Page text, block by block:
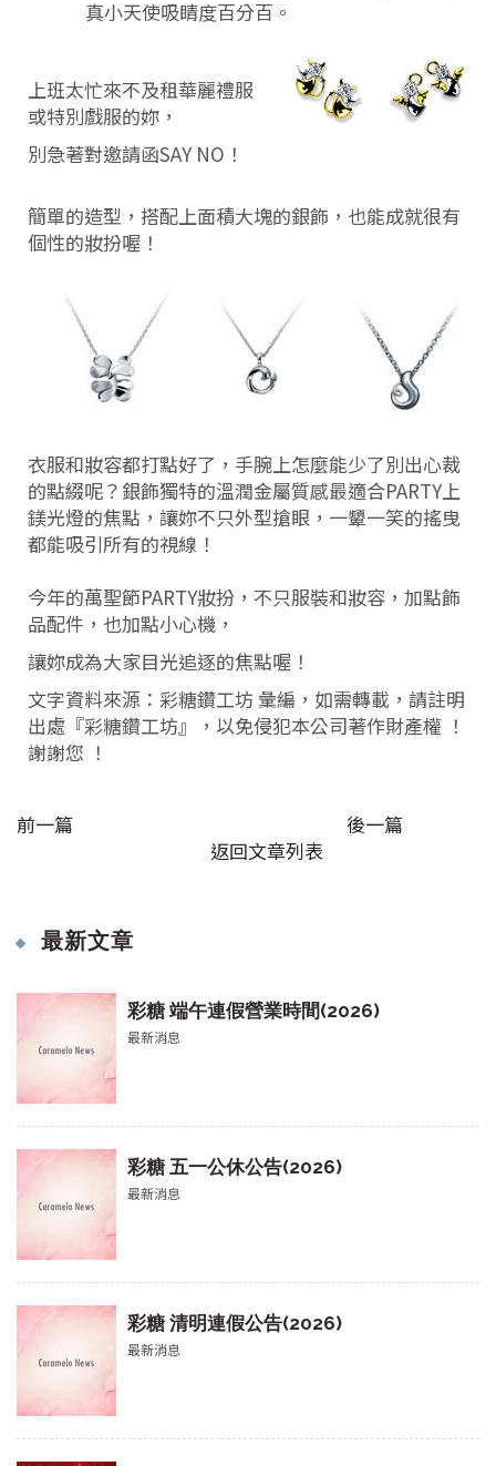
真小天使吸睛度百分百。
上班太忙來不及租華麗禮服
或特別戲服的妳，
別急著對邀請函SAY NO！
簡單的造型，搭配上面積大塊的銀飾，也能成就很有
個性的妝扮喔！
衣服和妝容都打點好了，手腕上怎麼能少了別出心裁
的點綴呢？銀飾獨特的溫潤金屬質感最適合PARTY上
鎂光燈的焦點，讓妳不只外型搶眼，一顰一笑的搖曳
都能吸引所有的視線！
今年的萬聖節PARTY妝扮，不只服裝和妝容，加點飾
品配件，也加點小心機，
讓妳成為大家目光追逐的焦點喔！
文字資料來源：彩糖鑽工坊 彙編，如需轉載，請註明
出處『彩糖鑽工坊』，以免侵犯本公司著作財產權 ！
謝謝您 ！
前一篇
後一篇
返回文章列表
最新文章
彩糖 端午連假營業時間(2026)
最新消息
彩糖 五一公休公告(2026)
最新消息
彩糖 清明連假公告(2026)
最新消息